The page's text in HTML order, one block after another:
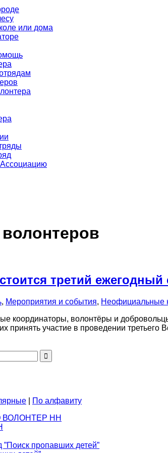
или дома
Ассоциацию
волонтеров
третий ежегодный
, Мероприятия и события, Неофициальные
координаторы, волонтёры и
принять участие в проведении
По алфавиту